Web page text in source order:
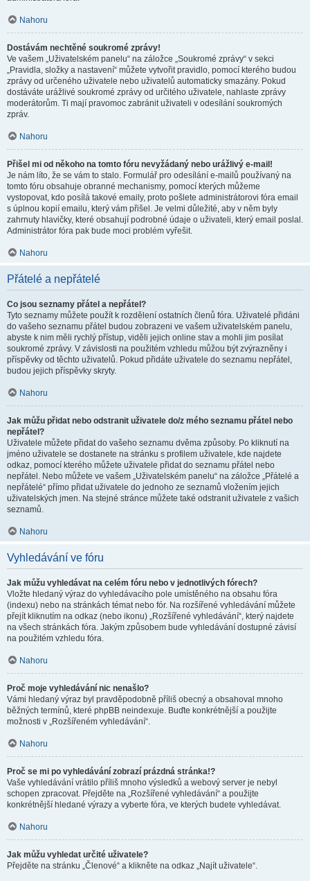
Nahoru
Dostávám nechtěné soukromé zprávy!
Ve vašem „Uživatelském panelu“ na záložce „Soukromé zprávy“ v sekci
„Pravidla, složky a nastavení“ můžete vytvořit pravidlo, pomocí kterého budou
zprávy od určeného uživatele nebo uživatelů automaticky smazány. Pokud
dostáváte urážlivé soukromé zprávy od určitého uživatele, nahlaste zprávy
moderátorům. Ti mají pravomoc zabránit uživateli v odesílání soukromých
zpráv.
Nahoru
Přišel mi od někoho na tomto fóru nevyžádaný nebo urážlivý e-mail!
Je nám líto, že se vám to stalo. Formulář pro odesílání e-mailů používaný na
tomto fóru obsahuje obranné mechanismy, pomocí kterých můžeme
vystopovat, kdo posílá takové emaily, proto pošlete administrátorovi fóra email
s úplnou kopií emailu, který vám přišel. Je velmi důležité, aby v něm byly
zahrnuty hlavičky, které obsahují podrobné údaje o uživateli, který email poslal.
Administrátor fóra pak bude moci problém vyřešit.
Nahoru
Přátelé a nepřátelé
Co jsou seznamy přátel a nepřátel?
Tyto seznamy můžete použít k rozdělení ostatních členů fóra. Uživatelé přidáni
do vašeho seznamu přátel budou zobrazeni ve vašem uživatelském panelu,
abyste k nim měli rychlý přístup, viděli jejich online stav a mohli jim posílat
soukromé zprávy. V závislosti na použitém vzhledu můžou být zvýrazněny i
příspěvky od těchto uživatelů. Pokud přidáte uživatele do seznamu nepřátel,
budou jejich příspěvky skryty.
Nahoru
Jak můžu přidat nebo odstranit uživatele do/z mého seznamu přátel nebo
nepřátel?
Uživatele můžete přidat do vašeho seznamu dvěma způsoby. Po kliknutí na
jméno uživatele se dostanete na stránku s profilem uživatele, kde najdete
odkaz, pomocí kterého můžete uživatele přidat do seznamu přátel nebo
nepřátel. Nebo můžete ve vašem „Uživatelském panelu“ na záložce „Přátelé a
nepřátelé“ přímo přidat uživatele do jednoho ze seznamů vložením jejich
uživatelských jmen. Na stejné stránce můžete také odstranit uživatele z vašich
seznamů.
Nahoru
Vyhledávání ve fóru
Jak můžu vyhledávat na celém fóru nebo v jednotlivých fórech?
Vložte hledaný výraz do vyhledávacího pole umístěného na obsahu fóra
(indexu) nebo na stránkách témat nebo fór. Na rozšířené vyhledávání můžete
přejít kliknutím na odkaz (nebo ikonu) „Rozšířené vyhledávání“, který najdete
na všech stránkách fóra. Jakým způsobem bude vyhledávání dostupné závisí
na použitém vzhledu fóra.
Nahoru
Proč moje vyhledávání nic nenašlo?
Vámi hledaný výraz byl pravděpodobně příliš obecný a obsahoval mnoho
běžných termínů, které phpBB neindexuje. Buďte konkrétnější a použijte
možnosti v „Rozšířeném vyhledávání“.
Nahoru
Proč se mi po vyhledávání zobrazí prázdná stránka!?
Vaše vyhledávání vrátilo příliš mnoho výsledků a webový server je nebyl
schopen zpracovat. Přejděte na „Rozšířené vyhledávání“ a použijte
konkrétnější hledané výrazy a vyberte fóra, ve kterých budete vyhledávat.
Nahoru
Jak můžu vyhledat určité uživatele?
Přejděte na stránku „Členové“ a klikněte na odkaz „Najít uživatele“.